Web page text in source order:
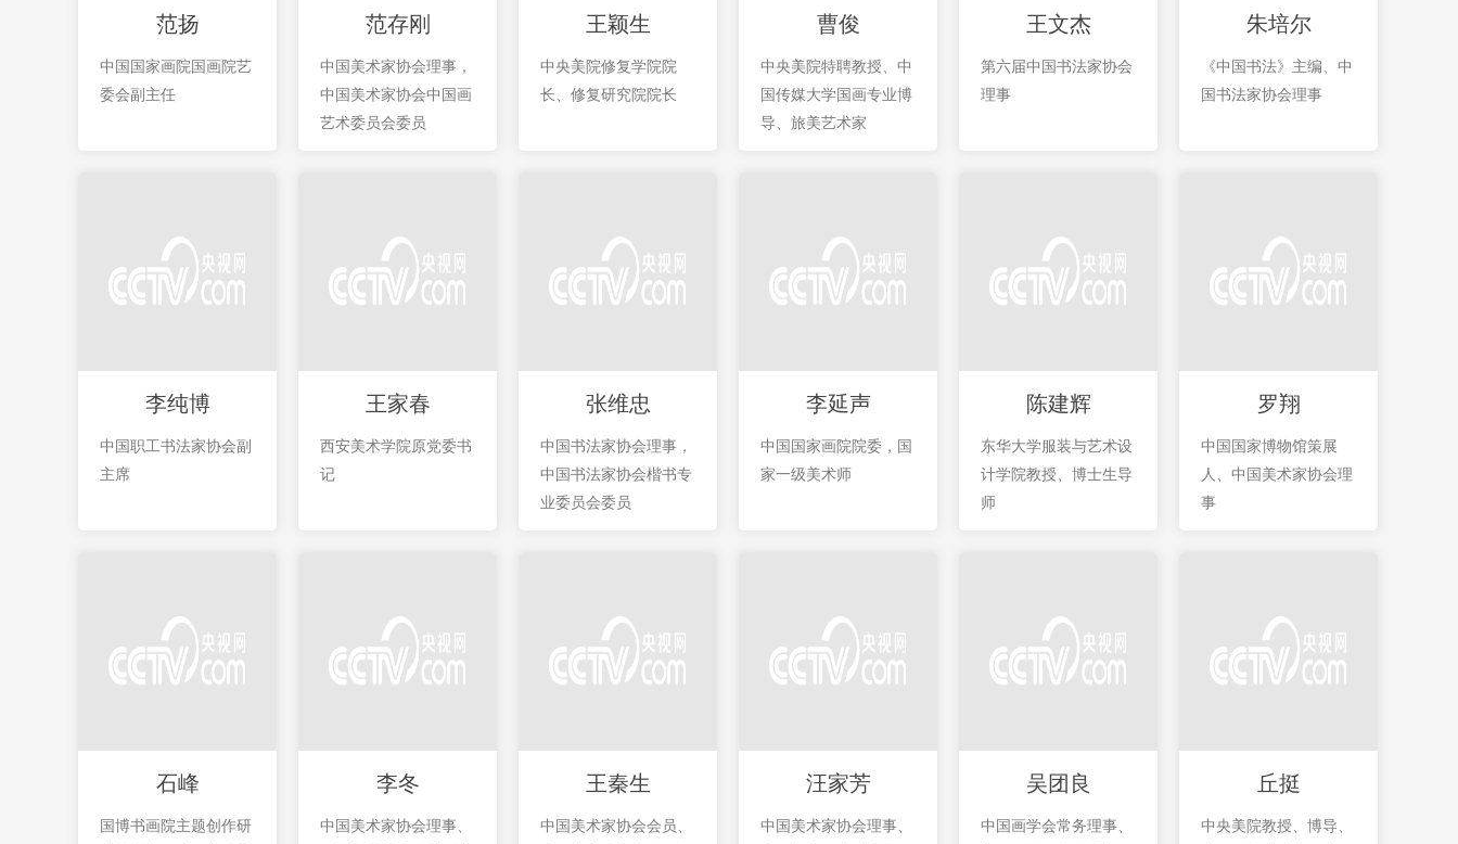
范扬
中国国家画院国画院艺
委会副主任
范存刚
中国美术家协会理事，
中国美术家协会中国画
艺术委员会委员
王颖生
中央美院修复学院院
长、修复研究院院长
曹俊
中央美院特聘教授、中
国传媒大学国画专业博
导、旅美艺术家
王文杰
第六届中国书法家协会
理事
朱培尔
《中国书法》主编、中
国书法家协会理事
李纯博
中国职工书法家协会副
主席
王家春
西安美术学院原党委书
记
张维忠
中国书法家协会理事，
中国书法家协会楷书专
业委员会委员
李延声
中国国家画院院委，国
家一级美术师
陈建辉
东华大学服装与艺术设
计学院教授、博士生导
师
罗翔
中国国家博物馆策展
人、中国美术家协会理
事
石峰
国博书画院主题创作研
李冬
中国美术家协会理事、
王秦生
中国美术家协会会员、
汪家芳
中国美术家协会理事、
吴团良
中国画学会常务理事、
丘挺
中央美院教授、博导、